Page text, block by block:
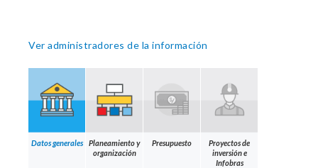
Ver administradores de la información
Datos generales
Planeamiento y
organización
Presupuesto
Proyectos de
inversión e
Infobras